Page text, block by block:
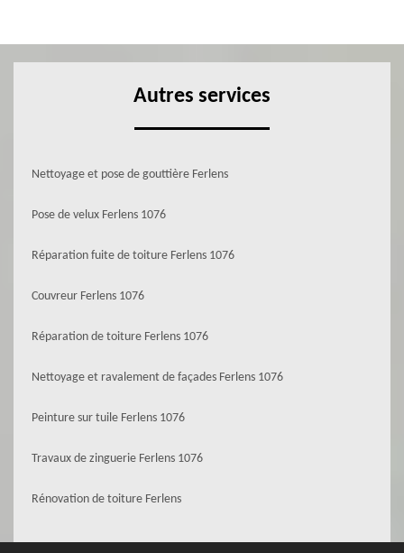
Autres services
Nettoyage et pose de gouttière Ferlens
Pose de velux Ferlens 1076
Réparation fuite de toiture Ferlens 1076
Couvreur Ferlens 1076
Réparation de toiture Ferlens 1076
Nettoyage et ravalement de façades Ferlens 1076
Peinture sur tuile Ferlens 1076
Travaux de zinguerie Ferlens 1076
Rénovation de toiture Ferlens